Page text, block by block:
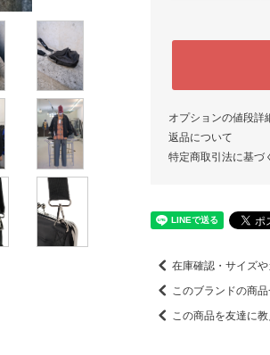
オプションの値段詳
返品について
特定商取引法に基づ
在庫確認・サイズ
このブランドの商
この商品を友達に教